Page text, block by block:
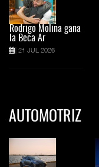
Rodrigo Molina gana
la Beca Ar
21 JUL 2026
AUTOMOTRIZ